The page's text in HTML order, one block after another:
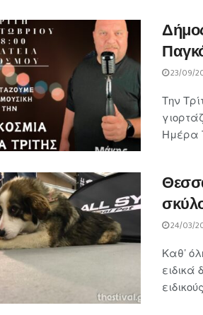
23/09/
Την
Ημέρα
24/03/
Καθ’